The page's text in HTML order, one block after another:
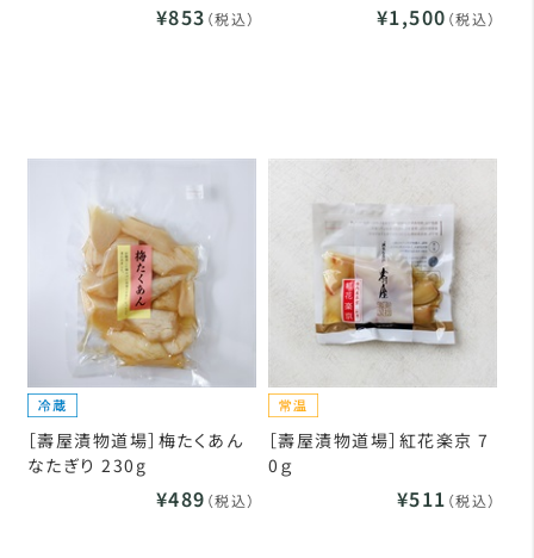
¥853 （税込） ¥1,500 （税込）
［壽屋漬物道場］梅たくあん
なたぎり 230g
¥489 （税込）
［壽屋漬物道場］紅花楽京 7
0ｇ
¥511 （税込）